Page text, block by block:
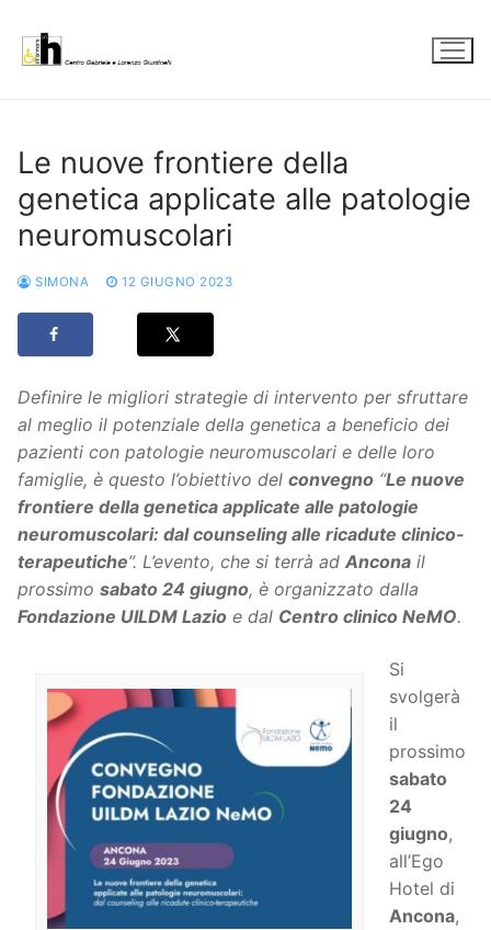
contenuto
Le nuove frontiere della
genetica applicate alle patologie
neuromuscolari
SIMONA 12 GIUGNO 2023
Definire le migliori strategie di intervento per sfruttare
al meglio il potenziale della genetica a beneficio dei
pazienti con patologie neuromuscolari e delle loro
famiglie, è questo l’obiettivo del convegno “Le nuove
frontiere della genetica applicate alle patologie
neuromuscolari: dal counseling alle ricadute clinico-
terapeutiche”. L’evento, che si terrà ad Ancona il
prossimo sabato 24 giugno, è organizzato dalla
Fondazione UILDM Lazio e dal Centro clinico NeMO.
Si
svolgerà
il
prossimo
sabato
24
giugno,
all’Ego
Hotel di
Ancona,